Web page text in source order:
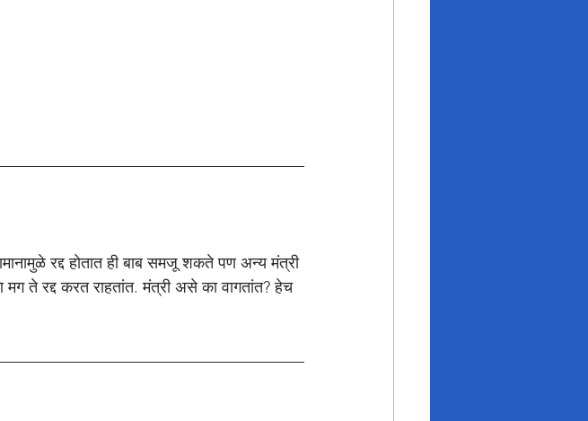
रद्द होतात ही बाब समजू शकते पण अन्य मंत्री
ते रद्द करत राहतांत. मंत्री असे का वागतांत? हेच